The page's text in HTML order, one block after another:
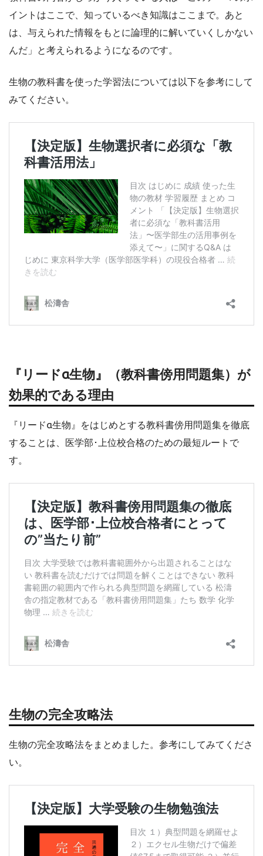
イントはここで、知っているべき知識はここまで。あと
は、与えられた情報をもとに論理的に解いていくしかない
んだ」と考えられるようになるのです。
生物の教科書を使った学習法については以下を参考にして
みてください。
『リードα生物』（教科書傍用問題集）が
効果的である理由
『リードα生物』をはじめとする教科書傍用問題集を徹底
することは、医学部･上位校合格のための最短ルートで
す。
生物の完全攻略法
生物の完全攻略法をまとめました。参考にしてみてくださ
い。